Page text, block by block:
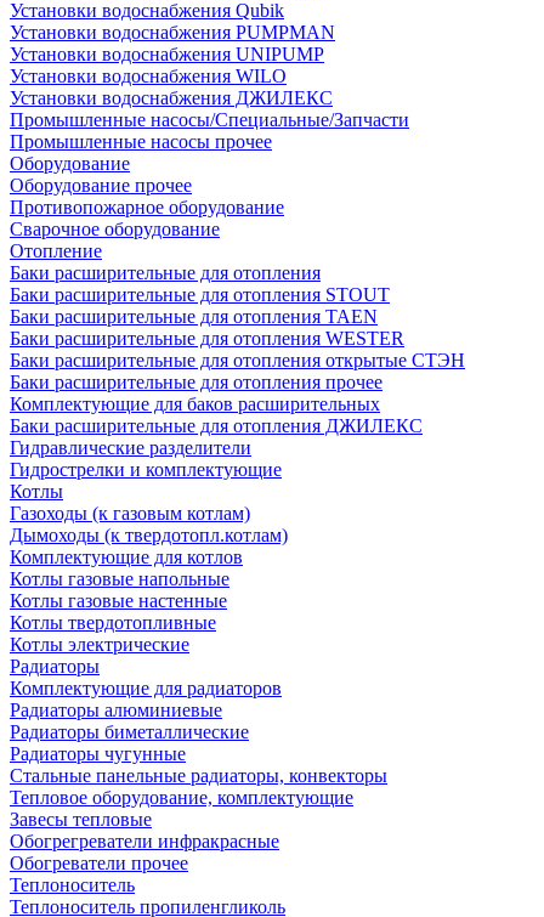
Установки водоснабжения Qubik
Установки водоснабжения PUMPMAN
Установки водоснабжения UNIPUMP
Установки водоснабжения WILO
Установки водоснабжения ДЖИЛЕКС
Промышленные насосы/Специальные/Запчасти
Промышленные насосы прочее
Оборудование
Оборудование прочее
Противопожарное оборудование
Сварочное оборудование
Отопление
Баки расширительные для отопления
Баки расширительные для отопления STOUT
Баки расширительные для отопления TAEN
Баки расширительные для отопления WESTER
Баки расширительные для отопления открытые СТЭН
Баки расширительные для отопления прочее
Комплектующие для баков расширительных
Баки расширительные для отопления ДЖИЛЕКС
Гидравлические разделители
Гидрострелки и комплектующие
Котлы
Газоходы (к газовым котлам)
Дымоходы (к твердотопл.котлам)
Комплектующие для котлов
Котлы газовые напольные
Котлы газовые настенные
Котлы твердотопливные
Котлы электрические
Радиаторы
Комплектующие для радиаторов
Радиаторы алюминиевые
Радиаторы биметаллические
Радиаторы чугунные
Стальные панельные радиаторы, конвекторы
Тепловое оборудование, комплектующие
Завесы тепловые
Обогрегреватели инфракрасные
Обогреватели прочее
Теплоноситель
Теплоноситель пропиленгликоль